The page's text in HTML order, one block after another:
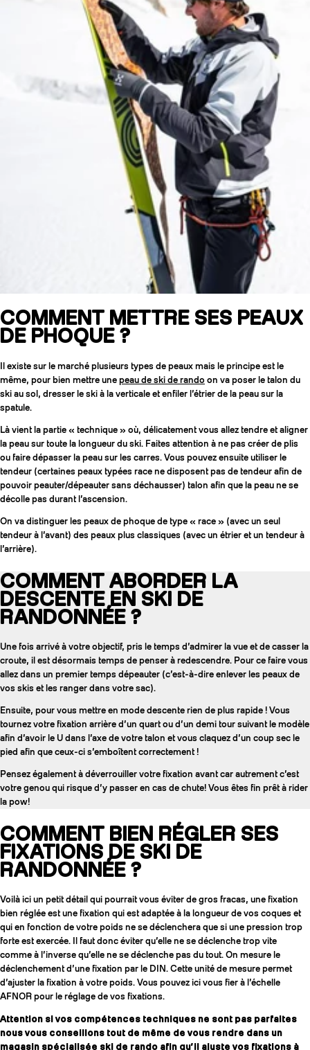
COMMENT METTRE SES PEAUX
DE PHOQUE ?
Il existe sur le marché plusieurs types de peaux mais le principe est le
même, pour bien mettre une peau de ski de rando on va poser le talon du
ski au sol, dresser le ski à la verticale et enfiler l’étrier de la peau sur la
spatule.
Là vient la partie « technique » où, délicatement vous allez tendre et aligner
la peau sur toute la longueur du ski. Faites attention à ne pas créer de plis
ou faire dépasser la peau sur les carres. Vous pouvez ensuite utiliser le
tendeur (certaines peaux typées race ne disposent pas de tendeur afin de
pouvoir peauter/dépeauter sans déchausser) talon afin que la peau ne se
décolle pas durant l’ascension.
On va distinguer les peaux de phoque de type « race » (avec un seul
tendeur à l’avant) des peaux plus classiques (avec un étrier et un tendeur à
l’arrière).
COMMENT ABORDER LA
DESCENTE EN SKI DE
RANDONNÉE ?
Une fois arrivé à votre objectif, pris le temps d’admirer la vue et de casser la
croute, il est désormais temps de penser à redescendre. Pour ce faire vous
allez dans un premier temps dépeauter (c’est-à-dire enlever les peaux de
vos skis et les ranger dans votre sac).
Ensuite, pour vous mettre en mode descente rien de plus rapide ! Vous
tournez votre fixation arrière d’un quart ou d’un demi tour suivant le modèle
afin d’avoir le U dans l’axe de votre talon et vous claquez d’un coup sec le
pied afin que ceux-ci s’emboîtent correctement !
Pensez également à déverrouiller votre fixation avant car autrement c’est
votre genou qui risque d’y passer en cas de chute! Vous êtes fin prêt à rider
la pow!
COMMENT BIEN RÉGLER SES
FIXATIONS DE SKI DE
RANDONNÉE ?
Voilà ici un petit détail qui pourrait vous éviter de gros fracas, une fixation
bien réglée est une fixation qui est adaptée à la longueur de vos coques et
qui en fonction de votre poids ne se déclenchera que si une pression trop
forte est exercée. Il faut donc éviter qu’elle ne se déclenche trop vite
comme à l’inverse qu’elle ne se déclenche pas du tout. On mesure le
déclenchement d’une fixation par le DIN. Cette unité de mesure permet
d’ajuster la fixation à votre poids. Vous pouvez ici vous fier à l’échelle
AFNOR pour le réglage de vos fixations.
Attention si vos compétences techniques ne sont pas parfaites
nous vous conseillons tout de même de vous rendre dans un
magasin spécialisée ski de rando afin qu’il ajuste vos fixations à